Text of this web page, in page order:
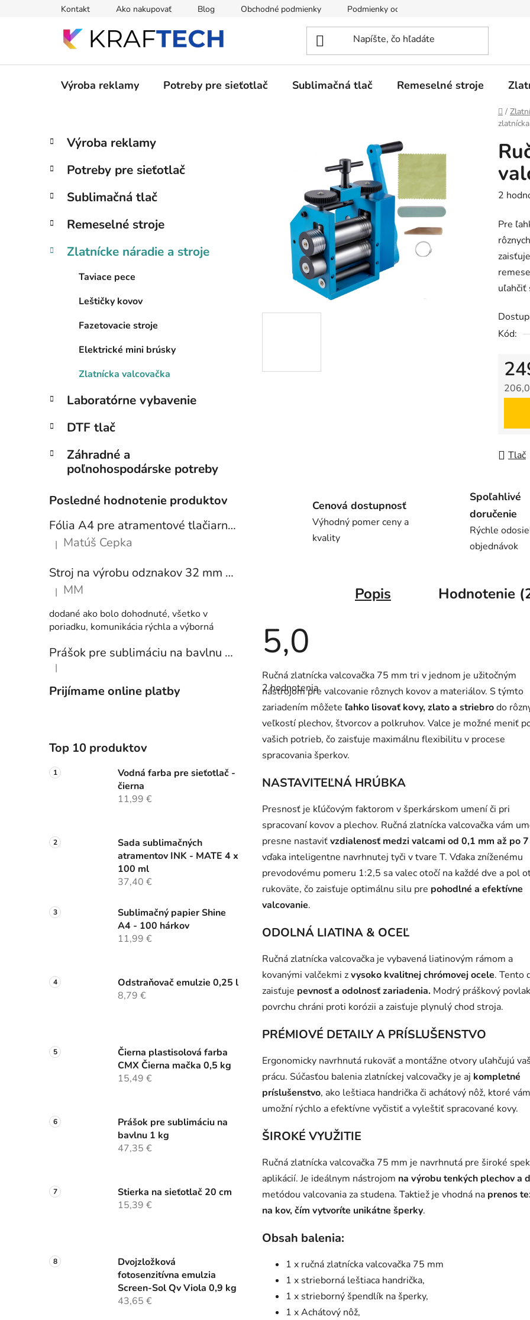
Kontakt Ako nakupovať Blog Obchodné podmienky Podmienky ochrany osobných údajov
Výroba reklamy Potreby pre sieťotlač Sublimačná tlač Remeselné stroje
Domov
/
B
č
ý
a
n
e
Preskočiť
kategórie
K
a
e
ó
i
Výroba reklamy
Potreby pre sieťotlač
Sublimačná tlač
Remeselné stroje
Zlatnícke náradie a stroje
Taviace pece
Leštičky kovov
Fazetovacie stroje
Elektrické mini brúsky
Zlatnícka valcovačka
Laboratórne vybavenie
DTF tlač
Záhradné a
poľnohospodárske potreby
Posledné hodnotenie produktov
Fólia A4 pre atramentové tlačiarne - sada 10 ks
Hodnotenie produktu je 5 z 5 hviezdičiek.
| Matúš Cepka
Stroj na výrobu odznakov 32 mm a 58 mm + 250 ks odznakov
Hodnotenie produktu je 5 z 5 hviezdičiek.
| MM
dodané ako bolo dohodnuté, všetko v
poriadku, komunikácia rýchla a výborná
Prášok pre sublimáciu na bavlnu 1 kg
Hodnotenie produktu je 5 z 5 hviezdičiek.
|
Prijímame online platby
Top 10 produktov
Vodná farba pre sieťotlač -
čierna
11,99 €
Sada sublimačných
atramentov INK - MATE 4 x
100 ml
37,40 €
Sublimačný papier Shine
A4 - 100 hárkov
11,99 €
Odstraňovač emulzie 0,25 l
8,79 €
Čierna plastisolová farba
CMX Čierna mačka 0,5 kg
15,49 €
Prášok pre sublimáciu na
bavlnu 1 kg
47,35 €
Stierka na sieťotlač 20 cm
15,39 €
Dvojzložková
fotosenzitívna emulzia
Screen-Sol Qv Viola 0,9 kg
43,65 €
je
5,0
z
5
2
Pre
uľahčiť
Kód:
Tlač
Cenová dostupnosť
Výhodný pomer ceny a
kvality
Spoľahlivé
doručenie
Rýchle
objednávok
Popis Hodnotenie
5,0
Priemerné
hodnotenie
produktu
5,0
5
hviezdičiek.
2 hodnotenia
Ručná zlatnícka valcovačka 75 mm tri v jednom je užitočným
nástrojom pre valcovanie rôznych kovov a materiálov. S týmto
zariadením môžete ľahko lisovať kovy, zlato a striebrodo
veľkostí plechov, štvorcov a polkruhov. Valce je možné meniť
vašich potrieb, čo zaisťuje maximálnu flexibilitu v procese
spracovania šperkov.
NASTAVITEĽNÁ HRÚBKA
Presnosť je kľúčovým faktorom v šperkárskom umení či pri
spracovaní kovov a plechov. Ručná zlatnícka valcovačka vám
presne nastaviťvzdialenosť medzi valcami od 0,1 mm až po
vďaka inteligentne navrhnutej tyči v tvare T. Vďaka zníženému
prevodovému pomeru 1:2,5 sa valec otočí na každé dve a pol
rukoväte, čo zaisťuje optimálnu silu pre pohodlné a efektívne
valcovanie.
ODOLNÁ LIATINA & OCEĽ
Ručná zlatnícka valcovačka je vybavená liatinovým rámom a
kovanými valčekmi zvysoko kvalitnej chrómovej ocele. Tento
zaisťuje pevnosť a odolnosť zariadenia. Modrý práškový
povrchu chráni proti korózii a zaisťuje plynulý chod stroja.
PRÉMIOVÉ DETAILY A PRÍSLUŠENSTVO
Ergonomicky navrhnutá rukoväť a montážne otvory uľahčujú
prácu. Súčasťou balenia zlatníckej valcovačky je aj kompletné
príslušenstvo, ako leštiaca handrička či achátový nôž, ktoré vám
umožní rýchlo a efektívne vyčistiť a vyleštiť spracované kovy.
ŠIROKÉ VYUŽITIE
Ručná zlatnícka valcovačka 75 mm je navrhnutá pre široké
aplikácií. Je ideálnym nástrojom na výrobu tenkých plechov a
metódou valcovania za studena. Taktiež je vhodná na prenos
na kov, čím vytvoríte unikátne šperky.
Obsah balenia:
1 x ručná zlatnícka valcovačka 75 mm
1 x strieborná leštiaca handrička,
1 x strieborný špendlík na šperky,
1 x Achátový nôž,